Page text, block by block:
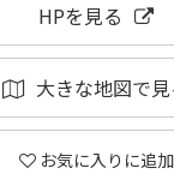
HPを見る
大きな地図で見
お気に入りに追加